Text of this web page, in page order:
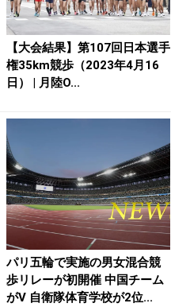
【大会結果】第107回日本選手
権35km競歩（2023年4月16
日） | 月陸O...
パリ五輪で実施の男女混合競
歩リレーが初開催 中国チーム
がV 自衛隊体育学校が2位...